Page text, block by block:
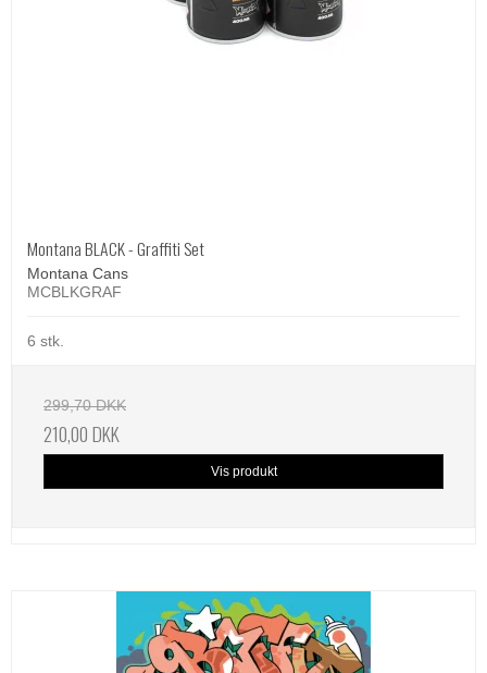
Montana BLACK - Graffiti Set
Montana Cans
MCBLKGRAF
6 stk.
299,70 DKK
210,00 DKK
Vis produkt